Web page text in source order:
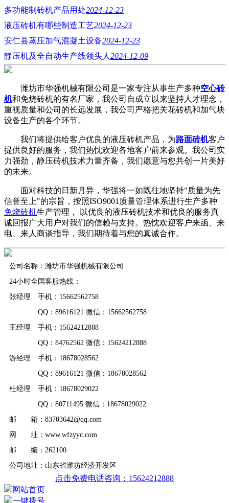
多功能制砖机产品用处2024-12-23
液压砖机有哪些制造工艺2024-12-23
安仁县蒸压加气混凝土设备2024-12-23
静压机及全自动生产线领头人 2024-12-09
潍坊市华强机械有限公司是一家专注从事生产多种空心砖
机和免烧砖机的有名厂家，我公司自成立以来坚持人才理念，
重视质量和公司的长远发展，我公司严格把关花砖机和加气块
设备生产的各个环节。
我们将提供给客户优良的液压砖机产品，为路面砖机客户
提供良好的服务，我们热忱欢迎各地客户前来参观。我公司实
力强劲，静压砖机技术力量齐备，我们愿意与您共创一片美好
的未来。
面对科技的日新月异，华强将一如既往地坚持"质量为先
信誉至上"的宗旨，按照ISO9001质量管理体系进行生产多种
免烧砖机生产管理， 以优良的液压砖机技术和优良的服务真
诚回报广大用户对我们的信赖与支持。热忱欢迎客户来函、来
电、来人商谈指导，我们期待着与您的真诚合作。
公司名称：潍坊市华强机械有限公司
24小时全国客服热线：
张经理 手机：15662562758
QQ：89616121 微信：15662562758
王经理 手机：15624212888
QQ：84762562 微信：15624212888
游经理 手机：18678028562
QQ：89616121 微信：18678028562
杜经理 手机：18678029022
QQ：80711495 微信：18678029022
邮 箱：83703642@qq.com
网 址：www.wfzyyc.com
邮 编：262100
公司地址：山东省潍坊经济开发区
点击免费电话咨询：15624212888
网站首页
一键拨号